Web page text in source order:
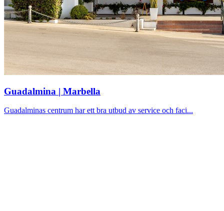
Guadalmina | Marbella
Guadalminas centrum har ett bra utbud av service och faci...